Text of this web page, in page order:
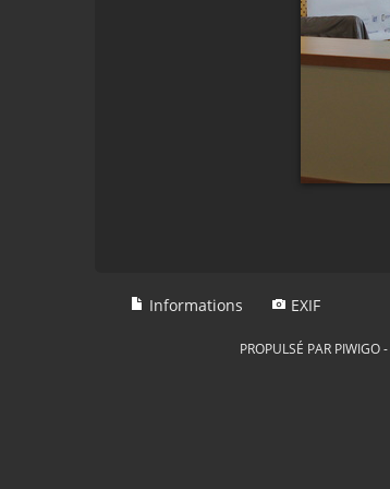
Informations EXIF
PROPULSÉ PAR PIWIGO-